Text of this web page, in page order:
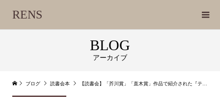
RENS
BLOG
アーカイブ
ブログ 読書会本 【読書会】「芥川賞」「直木賞」作品で紹介された『テスカトリポカ』 / 佐藤 究 （2023年3月4日）